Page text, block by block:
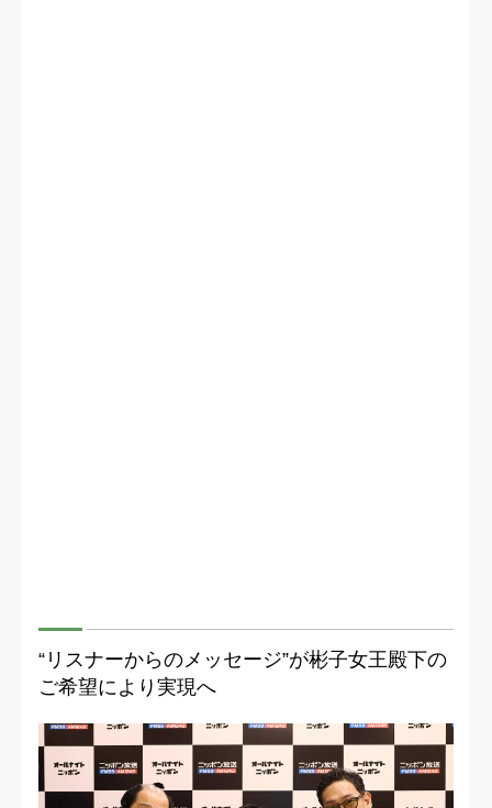
“リスナーからのメッセージ”が彬子女王殿下の
ご希望により実現へ